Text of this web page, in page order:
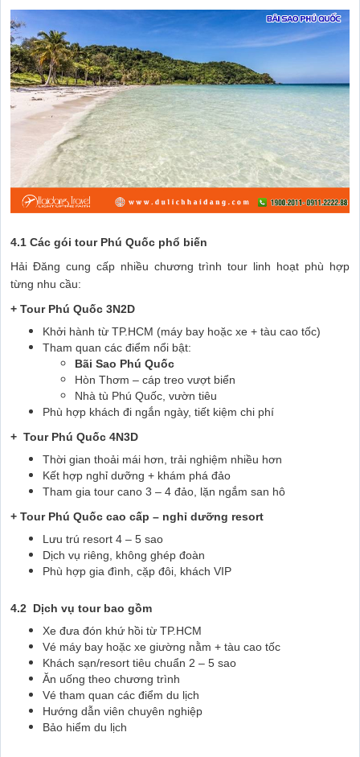
4.1 Các gói tour Phú Quốc phổ biến
Hải Đăng cung cấp nhiều chương trình tour linh hoạt phù hợp
từng nhu cầu:
+ Tour Phú Quốc 3N2D
Khởi hành từ TP.HCM (máy bay hoặc xe + tàu cao tốc)
Tham quan các điểm nổi bật:
Bãi Sao Phú Quốc
Hòn Thơm – cáp treo vượt biển
Nhà tù Phú Quốc, vườn tiêu
Phù hợp khách đi ngắn ngày, tiết kiệm chi phí
+ Tour Phú Quốc 4N3D
Thời gian thoải mái hơn, trải nghiệm nhiều hơn
Kết hợp nghỉ dưỡng + khám phá đảo
Tham gia tour cano 3 – 4 đảo, lặn ngắm san hô
+ Tour Phú Quốc cao cấp – nghỉ dưỡng resort
Lưu trú resort 4 – 5 sao
Dịch vụ riêng, không ghép đoàn
Phù hợp gia đình, cặp đôi, khách VIP
4.2 Dịch vụ tour bao gồm
Xe đưa đón khứ hồi từ TP.HCM
Vé máy bay hoặc xe giường nằm + tàu cao tốc
Khách sạn/resort tiêu chuẩn 2 – 5 sao
Ăn uống theo chương trình
Vé tham quan các điểm du lịch
Hướng dẫn viên chuyên nghiệp
Bảo hiểm du lịch